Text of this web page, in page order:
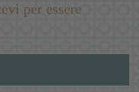
per essere